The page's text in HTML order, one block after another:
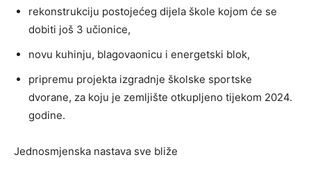
rekonstrukciju postojećeg dijela škole kojom će se
dobiti još 3 učionice,
novu kuhinju, blagovaonicu i energetski blok,
pripremu projekta izgradnje školske sportske
dvorane, za koju je zemljište otkupljeno tijekom 2024.
godine.
Jednosmjenska nastava sve bliže